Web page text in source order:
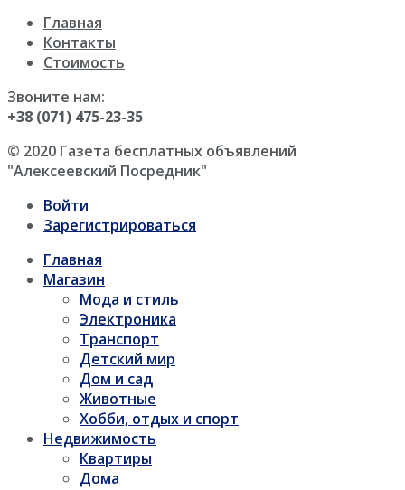
Главная
Контакты
Стоимость
Звоните нам:
+38 (071) 475-23-35
© 2020 Газета бесплатных объявлений
"Алексеевский Посредник"
Войти
Зарегистрироваться
Главная
Магазин
Мода и стиль
Электроника
Транспорт
Детский мир
Дом и сад
Животные
Хобби, отдых и спорт
Недвижимость
Квартиры
Дома